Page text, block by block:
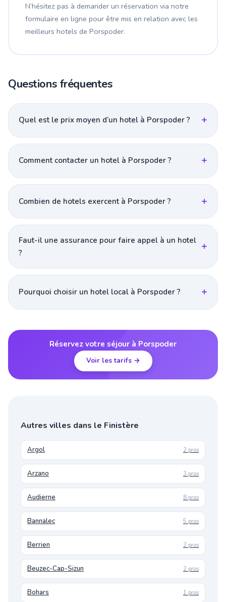
N’hésitez pas à demander un réservation via notre
formulaire en ligne pour être mis en relation avec les
meilleurs hotels de Porspoder.
Questions fréquentes
Quel est le prix moyen d’un hotel à Porspoder ?
Comment contacter un hotel à Porspoder ?
Combien de hotels exercent à Porspoder ?
Faut-il une assurance pour faire appel à un hotel
?
Pourquoi choisir un hotel local à Porspoder ?
Réservez votre séjour à Porspoder
Voir les tarifs →
Autres villes dans le Finistère
Argol 2 pros
Arzano 3 pros
Audierne 8 pros
Bannalec 5 pros
Berrien 2 pros
Beuzec-Cap-Sizun 2 pros
Bohars 1 pros